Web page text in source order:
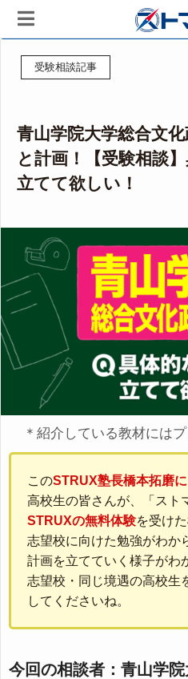
受験相談記事
青山学院大学総合文
と計画！【受験相談
立てて欲しい！
＊紹介している教材には
このSTRUX塾長橋本拓磨
高校生の皆さんが、「スト
STRUXの無料体験を受け
志望校に向けた勉強がわか
計画を立てていく様子がわ
志望校・同じ境遇の高校生
してくださいね。
今回の相談者：青山学